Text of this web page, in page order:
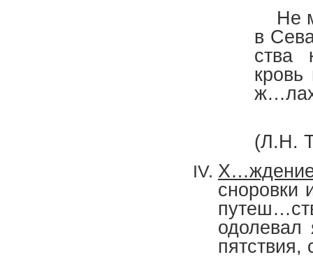
Не
в
ства
(Л.Н.
сноровки